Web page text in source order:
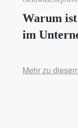
Warum
im
Mehr zu